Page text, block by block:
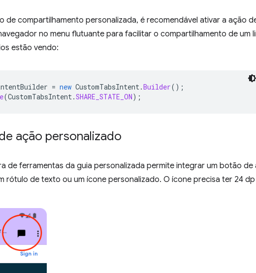
de compartilhamento personalizada, é recomendável ativar a ação
no menu flutuante para facilitar o compartilhamento de um
estão vendo:
= new CustomTabsIntent.Builder();
(CustomTabsIntent.SHARE_STATE_ON);
ação personalizado
de ferramentas da guia personalizada permite integrar um botão de
rótulo de texto ou um ícone personalizado. O ícone precisa ter 24